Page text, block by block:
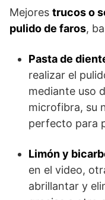
Mejores trucos o
pulido de faros,
Pasta de
realizar el
mediante uso
microfibra, su
perfecto para
Limón y
en el video,
abrillantar y